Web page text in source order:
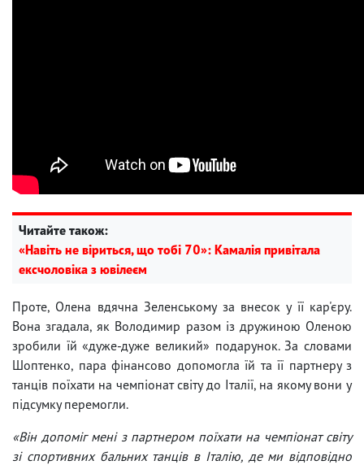
Читайте також:
«Навіть не віриться, що тобі 70»: Камалія привітала
ексчоловіка з ювілеєм
Проте, Олена вдячна Зеленському за внесок у її кар'єру.
Вона згадала, як Володимир разом із дружиною Оленою
зробили їй «дуже-дуже великий» подарунок. За словами
Шоптенко, пара фінансово допомогла їй та її партнеру з
танців поїхати на чемпіонат світу до Італії, на якому вони у
підсумку перемогли.
«Він допоміг мені з партнером поїхати на чемпіонат світу
зі спортивних бальних танців в Італію, де ми відповідно